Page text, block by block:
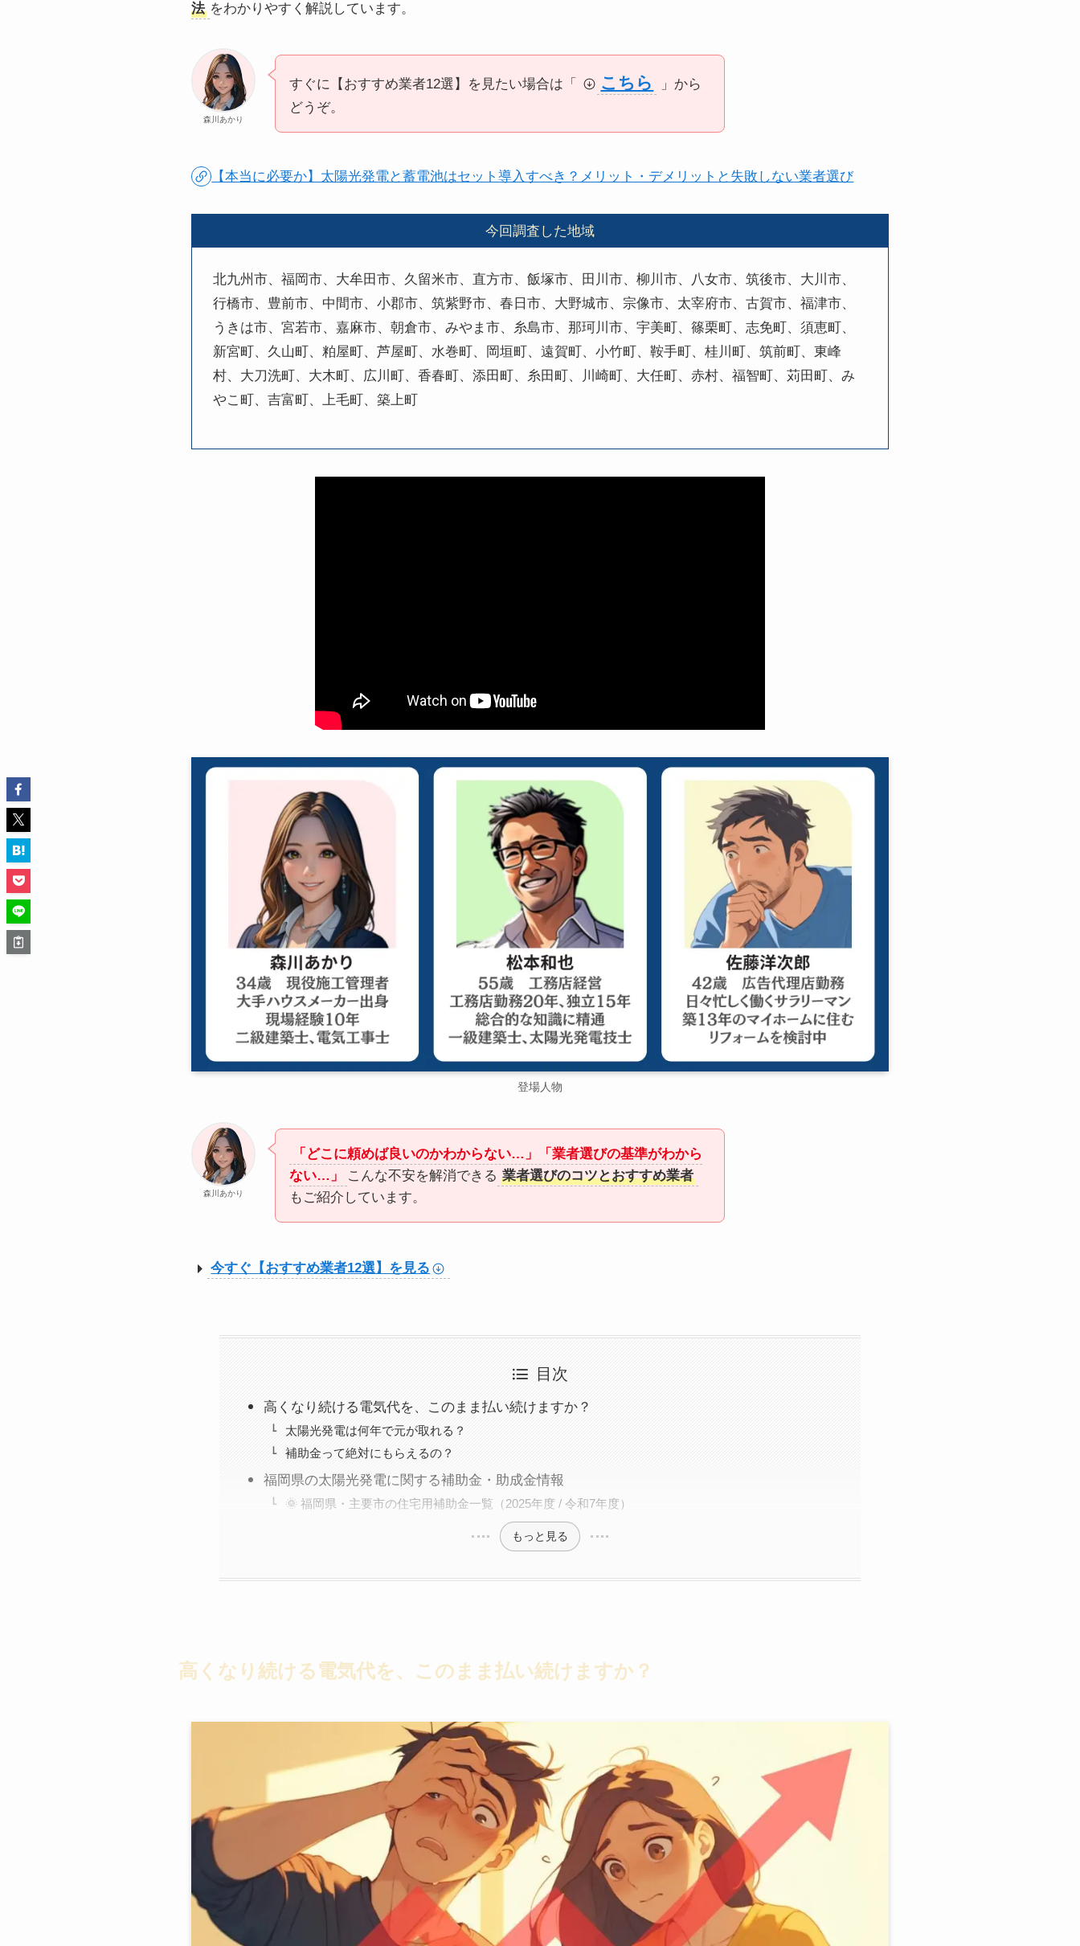
法 をわかりやすく解説しています。
森川あかり
すぐに【おすすめ業者12選】を見たい場合は「 こちら
」から
どうぞ。
【本当に必要か】太陽光発電と蓄電池はセット導入すべき？メリット・デメリットと失敗しない業者選び
今回調査した地域
北九州市、福岡市、大牟田市、久留米市、直方市、飯塚市、田川市、柳川市、八女市、筑後市、大川市、
行橋市、豊前市、中間市、小郡市、筑紫野市、春日市、大野城市、宗像市、太宰府市、古賀市、福津市、
うきは市、宮若市、嘉麻市、朝倉市、みやま市、糸島市、那珂川市、宇美町、篠栗町、志免町、須恵町、
新宮町、久山町、粕屋町、芦屋町、水巻町、岡垣町、遠賀町、小竹町、鞍手町、桂川町、筑前町、東峰
村、大刀洗町、大木町、広川町、香春町、添田町、糸田町、川崎町、大任町、赤村、福智町、苅田町、み
やこ町、吉富町、上毛町、築上町
登場人物
森川あかり
「どこに頼めば良いのかわからない…」「業者選びの基準がわから
ない…」
こんな不安を解消できる 業者選びのコツとおすすめ業者
もご紹介しています。
今すぐ【おすすめ業者12選】を見る
目次
高くなり続ける電気代を、このまま払い続けますか？
太陽光発電は何年で元が取れる？
補助金って絶対にもらえるの？
福岡県の太陽光発電に関する補助金・助成金情報
🌞 福岡県・主要市の住宅用補助金一覧（2025年度 / 令和7年度）
もっと見る
高くなり続ける電気代を、このまま払い続けますか？